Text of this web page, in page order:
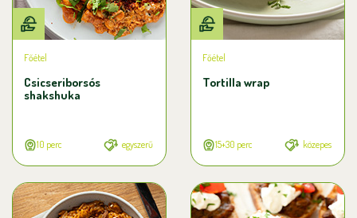
Főétel
Csicseriborsós
shakshuka
10 perc egyszerű
Főétel
Tortilla wrap
15+30 perc közepes